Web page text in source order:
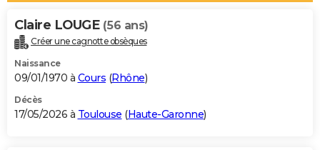
Alimentation
Guide de la santé
Maladies
Médicaments
Sommeil
VOYAGE
Destinations
City break
Voyage nature
Voyage de noces
Forum
Climat
+PHOTO
GUIDES D'ACHAT
BONS PLANS
Claire LOUGE (56 ans)
Créer une cagnotte obsèques
Naissance
09/01/1970 à Cours (Rhône)
Décès
17/05/2026 à Toulouse (Haute-Garonne)